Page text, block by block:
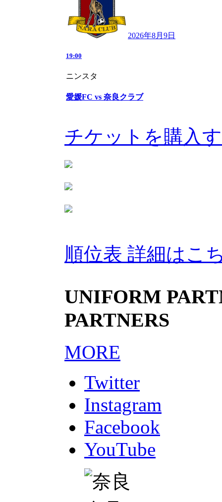
2026年8月9日
19:00
ニンスタ
愛媛FC vs 奈良クラブ
チケットを購入
順位表 詳細はこ
UNIFORM
PARTNERS
MORE
Twitter
Instagram
Facebook
YouTube